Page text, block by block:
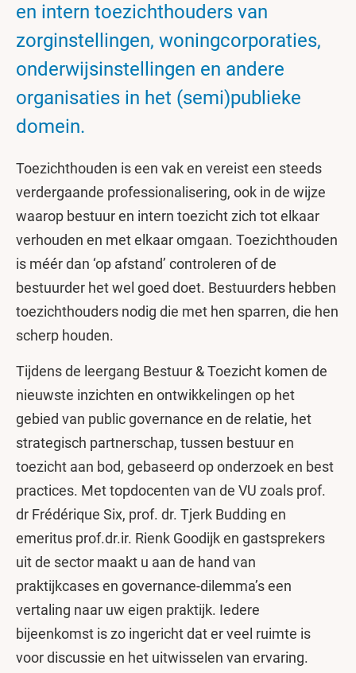
en intern toezichthouders van
zorginstellingen, woningcorporaties,
onderwijsinstellingen en andere
organisaties in het (semi)publieke
domein.
Toezichthouden is een vak en vereist een steeds
verdergaande professionalisering, ook in de wijze
waarop bestuur en intern toezicht zich tot elkaar
verhouden en met elkaar omgaan. Toezichthouden
is méér dan ‘op afstand’ controleren of de
bestuurder het wel goed doet. Bestuurders hebben
toezichthouders nodig die met hen sparren, die hen
scherp houden.
Tijdens de leergang Bestuur & Toezicht komen de
nieuwste inzichten en ontwikkelingen op het
gebied van public governance en de relatie, het
strategisch partnerschap, tussen bestuur en
toezicht aan bod, gebaseerd op onderzoek en best
practices. Met topdocenten van de VU zoals prof.
dr Frédérique Six, prof. dr. Tjerk Budding en
emeritus prof.dr.ir. Rienk Goodijk en gastsprekers
uit de sector maakt u aan de hand van
praktijkcases en governance-dilemma’s een
vertaling naar uw eigen praktijk. Iedere
bijeenkomst is zo ingericht dat er veel ruimte is
voor discussie en het uitwisselen van ervaring.